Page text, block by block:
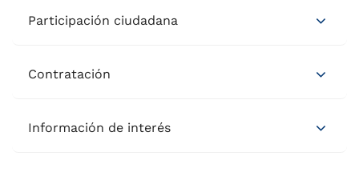
Participación ciudadana
Contratación
Información de interés